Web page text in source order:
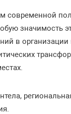
значимость
в организации